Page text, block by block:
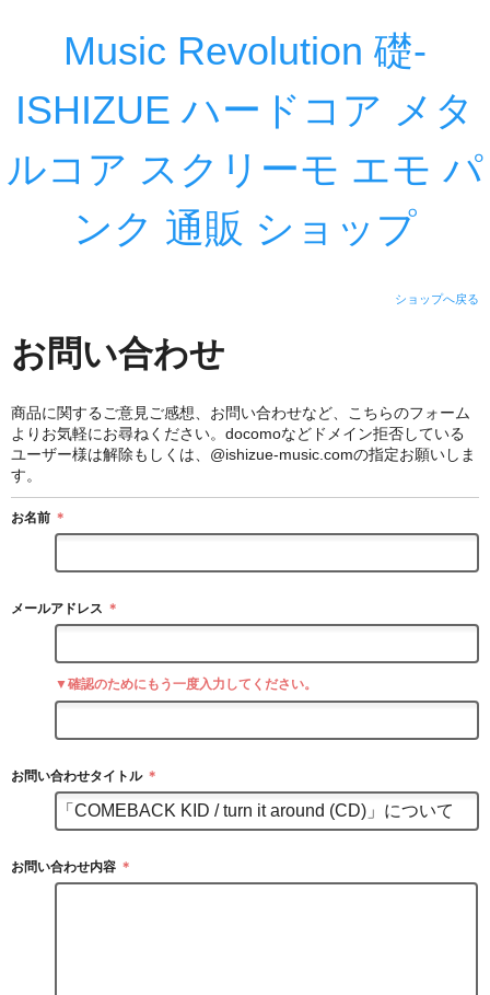
Music Revolution 礎-
ISHIZUE ハードコア メタ
ルコア スクリーモ エモ パ
ンク 通販 ショップ
ショップへ戻る
お問い合わせ
商品に関するご意見ご感想、お問い合わせなど、こちらのフォーム
よりお気軽にお尋ねください。docomoなどドメイン拒否している
ユーザー様は解除もしくは、@ishizue-music.comの指定お願いしま
す。
お名前 ＊
メールアドレス ＊
▼確認のためにもう一度入力してください。
お問い合わせタイトル ＊
お問い合わせ内容 ＊